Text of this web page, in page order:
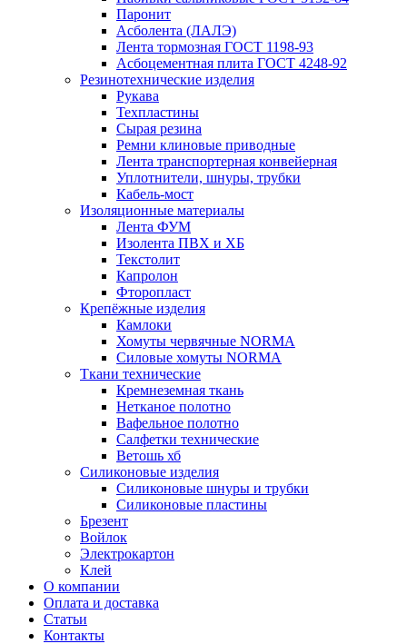
Паронит
Асболента (ЛАЛЭ)
Лента тормозная ГОСТ 1198-93
Асбоцементная плита ГОСТ 4248-92
Резинотехнические изделия
Рукава
Техпластины
Сырая резина
Ремни клиновые приводные
Лента транспортерная конвейерная
Уплотнители, шнуры, трубки
Кабель-мост
Изоляционные материалы
Лента ФУМ
Изолента ПВХ и ХБ
Текстолит
Капролон
Фторопласт
Крепёжные изделия
Камлоки
Хомуты червячные NORMA
Силовые хомуты NORMA
Ткани технические
Кремнеземная ткань
Нетканое полотно
Вафельное полотно
Салфетки технические
Ветошь хб
Силиконовые изделия
Силиконовые шнуры и трубки
Силиконовые пластины
Брезент
Войлок
Электрокартон
Клей
О компании
Оплата и доставка
Статьи
Контакты